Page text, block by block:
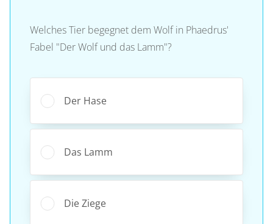
Welches Tier begegnet dem Wolf in Phaedrus'
Fabel "Der Wolf und das Lamm"?
Der Hase
Das Lamm
Die Ziege